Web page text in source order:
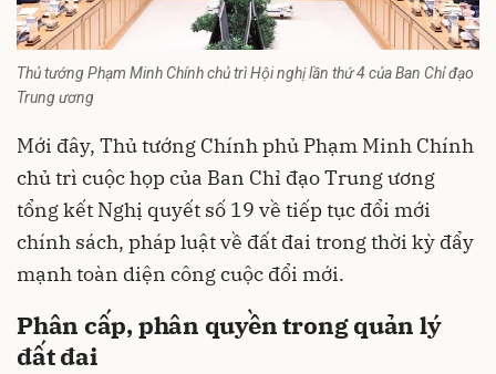
Thủ tướng Phạm Minh Chính chủ trì Hội nghị lần thứ 4 của Ban Chỉ đạo
Trung ương
Mới đây, Thủ tướng Chính phủ Phạm Minh Chính
chủ trì cuộc họp của Ban Chỉ đạo Trung ương
tổng kết Nghị quyết số 19 về tiếp tục đổi mới
chính sách, pháp luật về đất đai trong thời kỳ đẩy
mạnh toàn diện công cuộc đổi mới.
Phân cấp, phân quyền trong quản lý
đất đai